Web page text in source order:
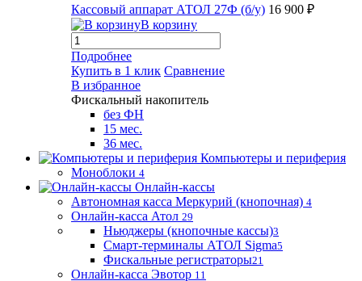
Кассовый аппарат АТОЛ 27Ф (б/у) 16 900 ₽
В корзину
Подробнее
Купить в 1 клик Сравнение
В избранное
Фискальный накопитель
без ФН
15 мес.
36 мес.
Компьютеры и периферия
Моноблоки 4
Онлайн-кассы
Автономная касса Меркурий (кнопочная) 4
Онлайн-касса Атол 29
Ньюджеры (кнопочные кассы)3
Смарт-терминалы АТОЛ Sigma5
Фискальные регистраторы21
Онлайн-касса Эвотор 11